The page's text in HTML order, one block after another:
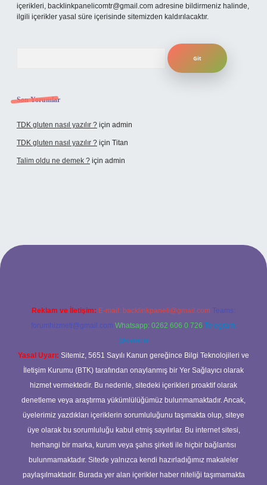
içerikleri, backlinkpanelicomtr@gmail.com adresine bildirmeniz halinde,
ilgili içerikler yasal süre içerisinde sitemizden kaldırılacaktır.
Son Yorumlar
TDK gluten nasıl yazılır ? için admin
TDK gluten nasıl yazılır ? için Titan
Talim oldu ne demek ? için admin
güncel giriş
Reklam ve İletişim: E-mail: backlinkpaneli@gmail.com Teams:
forumhizmeti@gmail.com Whatsapp: 0262 606 0 726 Telegram:
@karabul
Yasal Uyarı: Sitemiz, 5651 Sayılı Kanun gereğince Bilgi Teknolojileri ve
İletişim Kurumu (BTK) tarafından onaylanmış bir Yer Sağlayıcı olarak
hizmet vermektedir. Bu nedenle, sitedeki içerikleri proaktif olarak
denetleme veya araştırma yükümlülüğümüz bulunmamaktadır. Ancak,
üyelerimiz yazdıkları içeriklerin sorumluluğunu taşımakta olup, siteye
üye olarak bu sorumluluğu kabul etmiş sayılırlar. Bu internet sitesi,
herhangi bir marka, kurum veya şahıs şirketi ile hiçbir bağlantısı
bulunmamaktadır. Sitede yalnızca kendi hazırladığımız makaleler
paylaşılmaktadır. Burada yer alan içerikler haber niteliği taşımamakta